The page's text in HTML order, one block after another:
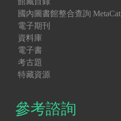
國內圖書館整合查詢 MetaCat
電子期刊
資料庫
電子書
考古題
特藏資源
參考諮詢